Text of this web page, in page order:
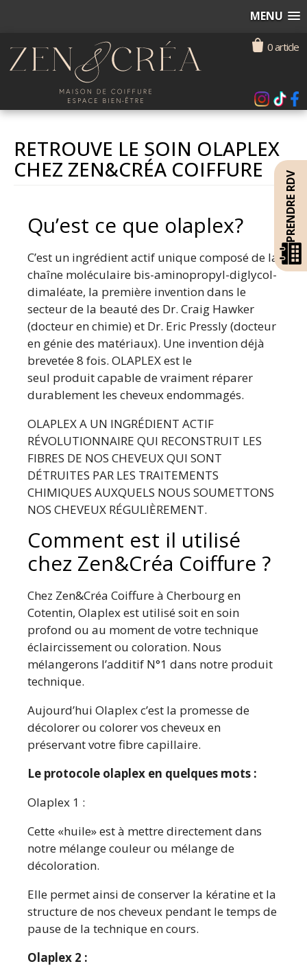
MENU
PRENDRE RDV
0 article
RETROUVE LE SOIN OLAPLEX
CHEZ ZEN&CRÉA COIFFURE
Qu’est ce que olaplex?
C’est un ingrédient actif unique composé de la
chaîne moléculaire bis-aminopropyl-diglycol-
dimaléate, la première invention dans le
secteur de la beauté des Dr. Craig Hawker
(docteur en chimie) et Dr. Eric Pressly (docteur
en génie des matériaux). Une invention déjà
brevetée 8 fois. OLAPLEX est le
seul produit capable de vraiment réparer
durablement les cheveux endommagés.
OLAPLEX A UN INGRÉDIENT ACTIF
RÉVOLUTIONNAIRE QUI RECONSTRUIT LES
FIBRES DE NOS CHEVEUX QUI SONT
DÉTRUITES PAR LES TRAITEMENTS
CHIMIQUES AUXQUELS NOUS SOUMETTONS
NOS CHEVEUX RÉGULIÈREMENT.
Comment est il utilisé
chez Zen&Créa Coiffure ?
Chez Zen&Créa Coiffure à Cherbourg en
Cotentin, Olaplex est utilisé soit en soin
profond ou au moment de votre technique
éclaircissement ou coloration. Nous
mélangerons l’additif N°1 dans notre produit
technique.
Aujourd’hui Olaplex c’est la promesse de
décolorer ou colorer vos cheveux en
préservant votre fibre capillaire.
Le protocole olaplex en quelques mots :
Olaplex 1 :
Cette «huile» est à mettre directement dans
notre mélange couleur ou mélange de
décoloration.
Elle permet ainsi de conserver la kératine et la
structure de nos cheveux pendant le temps de
pause de la technique en cours.
Olaplex 2 :